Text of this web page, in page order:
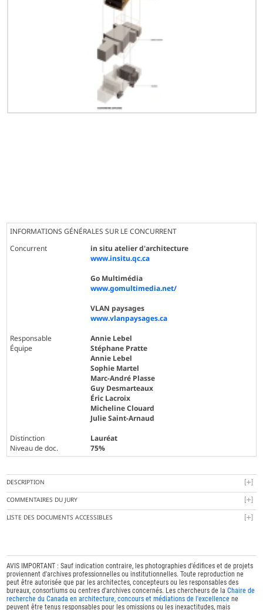
INFORMATIONS GÉNÉRALES SUR LE CONCURRENT
Concurrent
in situ atelier d'architecture
www.insitu.qc.ca
Go Multimédia
www.gomultimedia.net/
VLAN paysages
www.vlanpaysages.ca
Responsable
Annie Lebel
Équipe
Stéphane Pratte
Annie Lebel
Sophie Martel
Marc-André Plasse
Guy Desmarteaux
Éric Lacroix
Micheline Clouard
Julie Saint-Arnaud
Distinction
Lauréat
Niveau de doc.
75%
DESCRIPTION
COMMENTAIRES DU JURY
LISTE DES DOCUMENTS ACCESSIBLES
AVIS IMPORTANT : Sauf indication contraire, les photographies d'édifices et de projets
proviennent d'archives professionnelles ou institutionnelles. Toute reproduction ne
peut être autorisée que par les architectes, concepteurs ou les responsables des
bureaux, consortiums ou centres d'archives concernés. Les chercheurs de laChaire de
recherche du Canada en architecture, concours et médiations de l'excellence ne
peuvent être tenus responsables pour les omissions ou les inexactitudes, mais